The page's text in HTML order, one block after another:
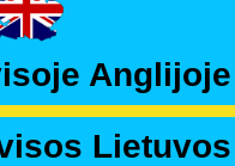
Anglijoje
Lietuvos